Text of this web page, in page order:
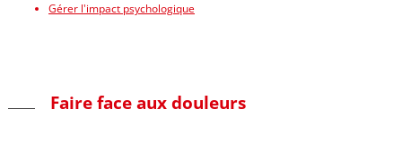
Gérer l'impact psychologique
Faire face aux douleurs